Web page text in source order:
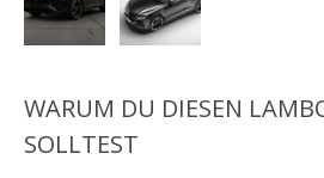
WARUM DU DIESEN
SOLLTEST